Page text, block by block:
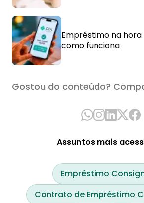
Empréstimo na hora
como funciona
Gostou do conteúdo?
Assuntos mais
Empréstimo
Contrato de Empréstimo